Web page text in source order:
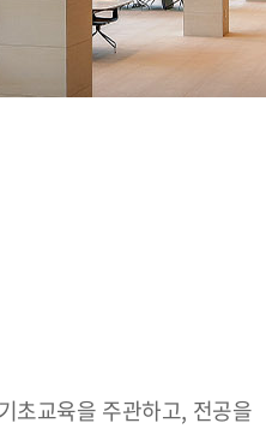
초교육을 주관하고, 전공을